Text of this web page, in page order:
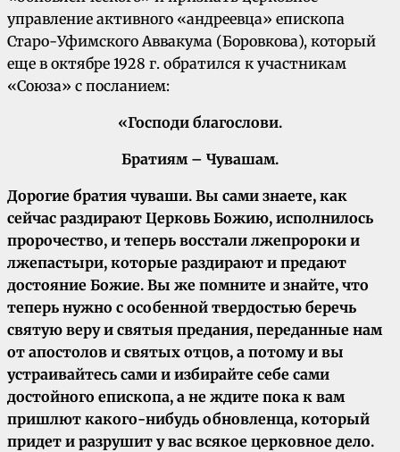
управление активного «андреевца» епископа
Старо-Уфимского Аввакума (Боровкова), который
еще в октябре 1928 г. обратился к участникам
«Союза» с посланием:
«Господи благослови.
Братиям – Чувашам.
Дорогие братия чуваши. Вы сами знаете, как
сейчас раздирают Церковь Божию, исполнилось
пророчество, и теперь восстали лжепророки и
лжепастыри, которые раздирают и предают
достояние Божие. Вы же помните и знайте, что
теперь нужно с особенной твердостью беречь
святую веру и святыя предания, переданные нам
от апостолов и святых отцов, а потому и вы
устраивайтесь сами и избирайте себе сами
достойного епископа, а не ждите пока к вам
пришлют какого-нибудь обновленца, который
придет и разрушит у вас всякое церковное дело.